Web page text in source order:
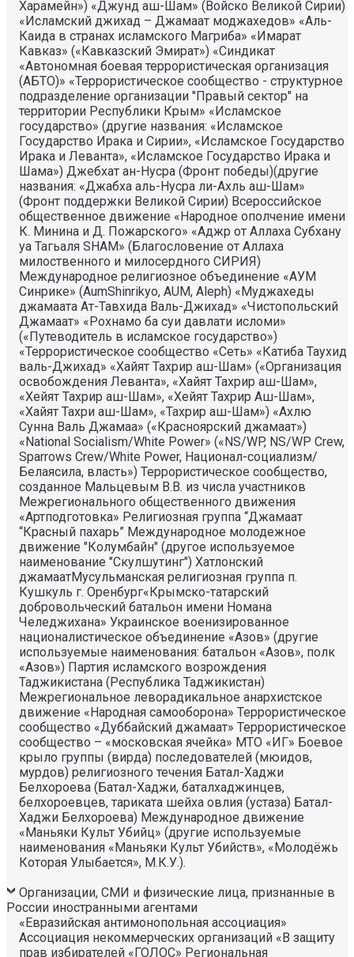
Харамейн») «Джунд аш-Шам» (Войско Великой Сирии)
«Исламский джихад – Джамаат моджахедов» «Аль-
Каида в странах исламского Магриба» «Имарат
Кавказ» («Кавказский Эмират») «Синдикат
«Автономная боевая террористическая организация
(АБТО)» «Террористическое сообщество - структурное
подразделение организации "Правый сектор" на
территории Республики Крым» «Исламское
государство» (другие названия: «Исламское
Государство Ирака и Сирии», «Исламское Государство
Ирака и Леванта», «Исламское Государство Ирака и
Шама») Джебхат ан-Нусра (Фронт победы)(другие
названия: «Джабха аль-Нусра ли-Ахль аш-Шам»
(Фронт поддержки Великой Сирии) Всероссийское
общественное движение «Народное ополчение имени
К. Минина и Д. Пожарского» «Аджр от Аллаха Субхану
уа Тагьаля SHAM» (Благословение от Аллаха
милоственного и милосердного СИРИЯ)
Международное религиозное объединение «АУМ
Синрике» (AumShinrikyo, AUM, Aleph) «Муджахеды
джамаата Ат-Тавхида Валь-Джихад» «Чистопольский
Джамаат» «Рохнамо ба суи давлати исломи»
(«Путеводитель в исламское государство»)
«Террористическое сообщество «Сеть» «Катиба Таухид
валь-Джихад» «Хайят Тахрир аш-Шам» («Организация
освобождения Леванта», «Хайят Тахрир аш-Шам»,
«Хейят Тахрир аш-Шам», «Хейят Тахрир Аш-Шам»,
«Хайят Тахри аш-Шам», «Тахрир аш-Шам») «Ахлю
Сунна Валь Джамаа» («Красноярский джамаат»)
«National Socialism/White Power» («NS/WP, NS/WP Crew,
Sparrows Crew/White Power, Национал-социализм/
Белаясила, власть») Террористическое сообщество,
созданное Мальцевым В.В. из числа участников
Межрегионального общественного движения
«Артподготовка» Религиозная группа “Джамаат
“Красный пахарь” Международное молодежное
движение "Колумбайн" (другое используемое
наименование "Скулшутинг") Хатлонский
джамаатМусульманская религиозная группа п.
Кушкуль г. Оренбург«Крымско-татарский
добровольческий батальон имени Номана
Челеджихана» Украинское военизированное
националистическое объединение «Азов» (другие
используемые наименования: батальон «Азов», полк
«Азов») Партия исламского возрождения
Таджикистана (Республика Таджикистан)
Межрегиональное леворадикальное анархистское
движение «Народная самооборона» Террористическое
сообщество «Дуббайский джамаат» Террористическое
сообщество – «московская ячейка» МТО «ИГ» Боевое
крыло группы (вирда) последователей (мюидов,
мурдов) религиозного течения Батал-Хаджи
Белхороева (Батал-Хаджи, баталхаджинцев,
белхороевцев, тариката шейха овлия (устаза) Батал-
Хаджи Белхороева) Международное движение
«Маньяки Культ Убийц» (другие используемые
наименования «Маньяки Культ Убийств», «Молодёжь
Которая Улыбается», М.К.У.).
Организации, СМИ и физические лица, признанные в
России иностранными агентами
«Евразийская антимонопольная ассоциация» Ассоциация некоммерческих организаций «В защиту прав избирателей «ГОЛОС» Региональная общественная правозащитная организация «Союз «Женщины Дона» Автономная некоммерческая научно- исследовательская организация «Центр социальной политики и гендерных исследований» Региональная общественная организация в защиту демократических прав и свобод «ГОЛОС» Некоммерческая организация Фонд «Костромской центр поддержки общественных инициатив» Калининградская региональная общественная организация «Экозащита!-Женсовет» Фонд содействия защите прав и свобод граждан «Общественный вердикт» Межрегиональная общественная организация Правозащитный Центр «Мемориал» Автономная некоммерческая организация «Юристы за конституционные права и свободы» Межрегиональная Ассоциация правозащитных общественных объединений «Правозащитная ассоциация» Санкт-Петербургская региональная общественная правозащитная организация «Солдатские матери Санкт-Петербурга» Фонд «Институт Развития Свободы Информации» Автономная некоммерческая организация «Научный центр международных исследований «ПИР» Ассоциация «Партнерство для развития» (Саратовская региональная общественная благотворительная организация) Частное учреждение «Информационное агентство МЕМО. РУ» Некоммерческое партнерство «Институт региональной прессы» Автономная некоммерческая организация «Московская школа гражданского просвещения» Архангельская региональная общественная организация социально- психологической и правовой помощи лесбиянкам, геям, бисексуалам и трансгендерам (ЛГБТ) «Ракурс» Карачаево-Черкесская Республиканская молодежная общественная организация «Союз молодых политологов» Общероссийское общественное движение защиты прав человека «За права человека» Краснодарская краевая общественная организация выпускников вузов Калининградская региональная общественная организация «Правозащитный центр» Региональная общественная организация «Общественная комиссия по сохранению наследия академика Сахарова» Санкт-Петербургская правозащитная общественная организация «Лига избирательниц» Фонд поддержки свободы прессы Санкт-Петербургская общественная правозащитная организация «Гражданский контроль» Автономная некоммерческая организация информационных и правовых услуг «Ресурсный правозащитный центр» Межрегиональная общественная правозащитная организация «Человек и Закон» Автономная некоммерческая организация «Центр социального проектирования «Возрождение» Межрегиональная общественная организация «Информационно- просветительский центр «Мемориал» Межрегиональная общественная организация «Комитет против пыток» «Частное учреждение в Санкт- Петербурге по административной поддержке реализации программ и проектов Совета Министров северных стран» Автономная некоммерческая правозащитная организация «Молодежный центр консультации и тренинга» Еврейское областное региональное отделение Общероссийской общественной организации «Муниципальная Академия» Некоммерческое партнерство «Институт развития прессы-Сибирь» Мурманская региональная общественная организация «Центр социально-психологической помощи и правовой поддержки жертв дискриминации и гомофобии «Максимум» Межрегиональный общественный фонд содействия развитию гражданского общества «ГОЛОС – Поволжье» Межрегиональная благотворительная общественная организация «Сибирский экологический центр» Фонд «Центр гражданского анализа и независимых исследований «ГРАНИ» Городская общественная организация «Самарский центр гендерных исследований» Региональный Фонд «Центр Защиты Прав Средств Массовой Информации» Челябинский региональный благотворительный общественный фонд «За природу» Челябинское региональное экологическое общественное движение «За природу» Общественное региональное движение «Новгородский Женский Парламент» Самарская региональная общественная организация содействия гармонизации межнациональных отношений «АЗЕРБАЙДЖАН» Мурманская региональная молодежная общественная организация «Гуманистическое движение молодежи» Мурманская региональная общественная экологическая организация «Беллона-Мурманск» Частное учреждение дополнительного профессионального образования «Учебный центр экологии и безопасности» Фонд поддержки социальных проектов «Миграция XXI век» Ростовская городская общественная организация «ЭКО-ЛОГИКА» Автономная некоммерческая организация «Центр антикоррупционных исследований и инициатив «Трансперенси Интернешнл-Р» Озерская городская социально- экологическая общественная организация «Планета надежд» Новосибирский областной общественный фонд «Фонд защиты прав потребителей» Региональная общественная благотворительная организация помощи беженцам и мигрантам «Гражданское содействие» Фонд поддержки расследовательской журналистики – Фонд 19/29 Калининградская региональная общественная организация информационно-правовых программ «Женская лига» Автономная некоммерческая организация «Мемориальный центр истории политических репрессий «Пермь-36» Ассоциация «Экспертно-правовое партнерство «Союз» Некоммерческое партнерство «Клуб бухгалтеров и аудиторов некоммерческих организаций» «Частное учреждение в Калининграде по административной поддержке реализации программ и проектов Совета Министров северных стран» Межрегиональная благотворительная общественная организация «Центр развития некоммерческих организаций» Негосударственное образовательное учреждение дополнительного профессионального образования (повышение квалификации) специалистов «АКАДЕМИЯ ПО ПРАВАМ ЧЕЛОВЕКА» Свердловская региональная общественная организация «Сутяжник» Нижегородская региональная общественная организация «Экологический центр «Дронт» ФОНД НЕКОММЕРЧЕСКИХ ПРОГРАММ ДМИТРИЯ ЗИМИНА «ДИНАСТИЯ» НЕКОММЕРЧЕСКАЯ ОРГАНИЗАЦИЯ НАУЧНЫЙ ФОНД ТЕОРЕТИЧЕСКИХ И ПРИКЛАДНЫХ ИССЛЕДОВАНИЙ «ЛИБЕРАЛЬНАЯ МИССИЯ» Территориальное объединение работодателей «Ефремовский районный союз промышленников и предпринимателей» Региональная общественная организация «Центр независимых исследователей Республики Алтай» ФОНД "СИБИРСКИЙ ЦЕНТР ПОДДЕРЖКИ ОБЩЕСТВЕННЫХ ИНИЦИАТИВ" РЕСПУБЛИКАНСКАЯ МОЛОДЕЖНАЯ ОБЩЕСТВЕННАЯ ОРГАНИЗАЦИЯ «НУОРИ КАРЬЯЛА» («МОЛОДАЯ КАРЕЛИЯ) МЕЖРЕГИОНАЛЬНЫЙ ОБЩЕСТВЕННЫЙ ФОНД МИРА НА ЮГЕ И СЕВЕРНОМ КАВКАЗЕ Автономная некоммерческая организация «Центр независимых социологических исследований» Автономная некоммерческая организация «Центр информации «ФРИИНФОРМ» Региональная общественная организация содействия охране репродуктивного здоровья граждан «Народонаселение и Развитие» Алтайская краевая общественная организация «Геблеровское экологическое общество» АССОЦИАЦИЯ «СОДЕЙСТВИЕ В ПРАВОВОЙ ЗАЩИТЕ НАСЕЛЕНИЯ «ПРАВОВАЯ ОСНОВА» Межрегиональная общественная организация «Северная природоохранная коалиция» КОМИ РЕГИОНАЛЬНАЯ ОБЩЕСТВЕННАЯ ОРГАНИЗАЦИЯ «КОМИССИЯ ПО ЗАЩИТЕ ПРАВ ЧЕЛОВЕКА «МЕМОРИАЛ» Алтайский краевой эколого- культурный общественный фонд «Алтай-21век» МЕЖРЕГИОНАЛЬНЫЙ ОБЩЕСТВЕННЫЙ ФОНД СОДЕЙСТВИЯ РАЗВИТИЮ ГРАЖДАНСКОГО ОБЩЕСТВА «ГОЛОС – УРАЛ» ФОНД ПОДДЕРЖКИ СРЕДСТВ МАССОВОЙ ИНФОРМАЦИИ «СРЕДА» Нижегородская областная социально- экологическая общественная организация «Зеленый мир» ФОНД «ГРАЖДАНСКОЕ ДЕЙСТВИЕ» Некоммерческое партнерство «Альянс фондов местных сообществ Пермского края» Кабардино-Балкарский республиканский общественный правозащитный центр Региональное отделение Общероссийского общественного движения «За права человека» ЧЕЧЕНСКАЯ РЕГИОНАЛЬНАЯ ОБЩЕСТВЕННАЯ ОРГАНИЗАЦИЯ «ПРАВОЗАЩИТНЫЙ ЦЕНТР ЧЕЧЕНСКОЙ РЕСПУБЛИКИ» Межрегиональный общественный экологический фонд «ИСАР-СИБИРЬ» ОБЩЕСТВЕННАЯ ОРГАНИЗАЦИЯ «ПЕРМСКИЙ РЕГИОНАЛЬНЫЙ ПРАВОЗАЩИТНЫЙ ЦЕНТР» Региональная общественная организация по улучшению качества жизни общества «Сибирская линия жизни» Фонд в поддержку демократии «ГОЛОС» Региональная общественная организация «Еврейский общинный культурный центр Рязанской области «Хесед-Тшува» Региональная общественная организация «Экологическая вахта Сахалина» Региональная общественная организация «Экологическая вахта Сахалина» Автономная некоммерческая организация «Информационно- исследовательский центр «Ясавэй Манзара» Межрегиональная общественная благотворительная организация «Общество защиты прав потребителей и охраны окружающей среды «ПРИНЦИПЪ» Автономная некоммерческая организация «Дальневосточный центр развития гражданских инициатив и социального партнерства» Союз общественных объединений «Российский исследовательский центр по правам человека» Фонд содействия развитию гражданского общества и правам человека «Женщины Дона» Красноярское региональное экологическое общественное движение «Друзья сибирских лесов» Омская городская общественная организация «Фотоклуб «Со-бытие» Региональное общественное учреждение научно-информационный центр «МЕМОРИАЛ» Иркутская региональная общественная организация «Байкальская Экологическая Волна» Некоммерческая организация «Фонд защиты гласности» Автономная некоммерческая организация «Институт прав человека» Межрегиональная общественная организация «Центр содействия коренным малочисленным народам Севера» Местная общественная благотворительная экологическая организация Зеленый Мир Автономная некоммерческая организация «Правозащитная организация «МАШР» Калининградская региональная общественная организация содействия развитию женского сообщества «Мир женщины» Региональная общественная организация «Информационно- исследовательский центр «Панорама» Забайкальское краевое общественное учреждение «Общественный экологический центр «Даурия» Городская общественная организация «Екатеринбургское общество «МЕМОРИАЛ» Межрегиональная общественная организация «Комитет по предотвращению пыток» Межрегиональная общественная организация «Бюро общественных расследований» Нижегородская региональная общественная организация «Институт прогнозирования и урегулирования политических конфликтов» Городская общественная организация «Рязанское историко- просветительское и правозащитное общество «Мемориал» (Рязанский Мемориал) Санкт-Петербургская общественная организация «Общество содействия социальной защите граждан «Петербургская ЭГИДА» Челябинский региональный орган общественной самодеятельности